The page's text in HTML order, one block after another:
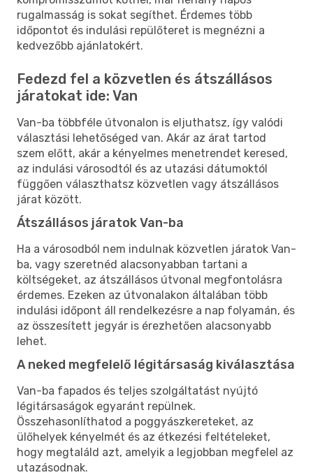
rugalmasság is sokat segíthet. Érdemes több
időpontot és indulási repülőteret is megnézni a
kedvezőbb ajánlatokért.
Fedezd fel a közvetlen és átszállásos
járatokat ide: Van
Van-ba többféle útvonalon is eljuthatsz, így valódi
választási lehetőséged van. Akár az árat tartod
szem előtt, akár a kényelmes menetrendet keresed,
az indulási városodtól és az utazási dátumoktól
függően választhatsz közvetlen vagy átszállásos
járat között.
Átszállásos járatok Van-ba
Ha a városodból nem indulnak közvetlen járatok Van-
ba, vagy szeretnéd alacsonyabban tartani a
költségeket, az átszállásos útvonal megfontolásra
érdemes. Ezeken az útvonalakon általában több
indulási időpont áll rendelkezésre a nap folyamán, és
az összesített jegyár is érezhetően alacsonyabb
lehet.
A neked megfelelő légitársaság kiválasztása
Van-ba fapados és teljes szolgáltatást nyújtó
légitársaságok egyaránt repülnek.
Összehasonlíthatod a poggyászkereteket, az
ülőhelyek kényelmét és az étkezési feltételeket,
hogy megtaláld azt, amelyik a legjobban megfelel az
utazásodnak.